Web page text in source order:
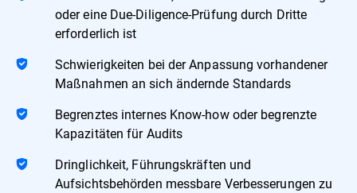
oder eine Due-Diligence-Prüfung durch Dritte
erforderlich ist
Schwierigkeiten bei der Anpassung vorhandener
Maßnahmen an sich ändernde Standards
Begrenztes internes Know-how oder begrenzte
Kapazitäten für Audits
Dringlichkeit, Führungskräften und
Aufsichtsbehörden messbare Verbesserungen zu